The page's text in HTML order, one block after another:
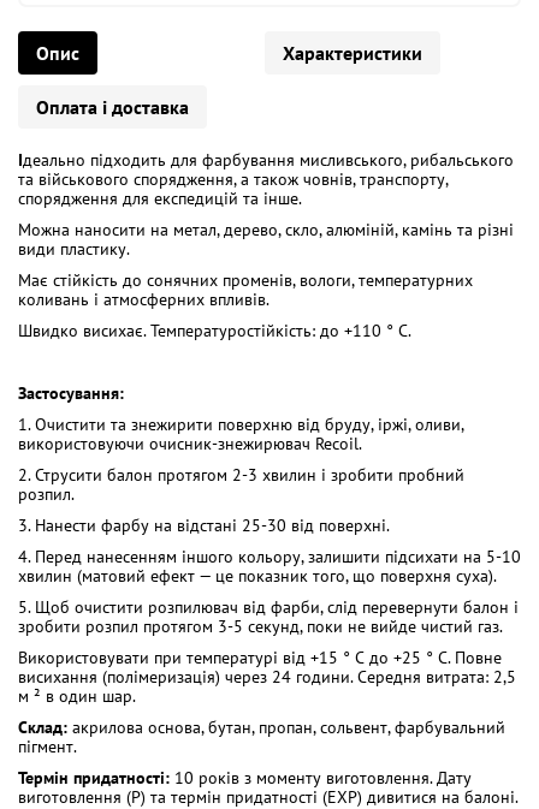
Опис Характеристики
Оплата і доставка
Iдеально підходить для фарбування мисливського, рибальського
та військового спорядження, а також човнів, транспорту,
спорядження для експедицій та інше.
Можна наносити на метал, дерево, скло, алюміній, камінь та різні
види пластику.
Має стійкість до сонячних променів, вологи, температурних
коливань і атмосферних впливів.
Швидко висихає. Температуростійкість: до +110 ° С.
Застосування:
1. Очистити та знежирити поверхню від бруду, іржі, оливи,
використовуючи очисник-знежирювач Recoil.
2. Струсити балон протягом 2-3 хвилин і зробити пробний
розпил.
3. Нанести фарбу на відстані 25-30 від поверхні.
4. Перед нанесенням іншого кольору, залишити підсихати на 5-10
хвилин (матовий ефект — це показник того, що поверхня суха).
5. Щоб очистити розпилювач від фарби, слід перевернути балон і
зробити розпил протягом 3-5 секунд, поки не вийде чистий газ.
Використовувати при температурі від +15 ° С до +25 ° С. Повне
висихання (полімеризація) через 24 години. Середня витрата: 2,5
м ² в один шар.
Склад: акрилова основа, бутан, пропан, сольвент, фарбувальний
пігмент.
Термін придатності: 10 років з моменту виготовлення. Дату
виготовлення (Р) та термін придатності (ЕХР) дивитися на балоні.